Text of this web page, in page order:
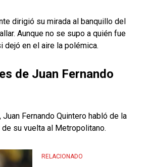
dirigió su mirada al banquillo del
Aunque no se supo a quién fue
dejó en el aire la polémica.
de Juan Fernando
Fernando Quintero habló de la
su vuelta al Metropolitano.
RELACIONADO